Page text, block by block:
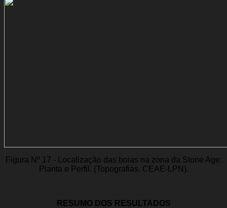
Figura Nº 17 - Localização das boias na zona da Stone Age:
Planta e Perfil. (Topografias. CEAE-LPN).
RESUMO DOS RESULTADOS